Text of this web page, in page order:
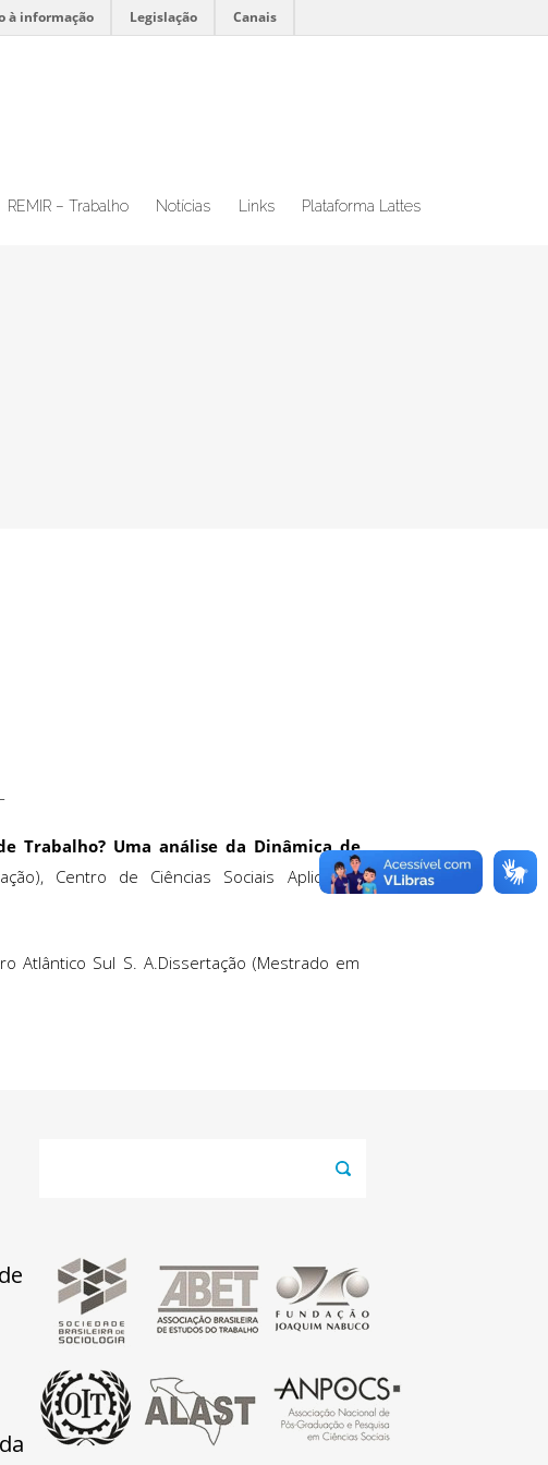
à informação Legislação Canais
REMIR – Trabalho Notícias Links Plataforma Lattes
Trabalho? Uma análise da Dinâmica de
Centro de Ciências Sociais Aplicadas,
Atlântico Sul S. A.Dissertação (Mestrado em